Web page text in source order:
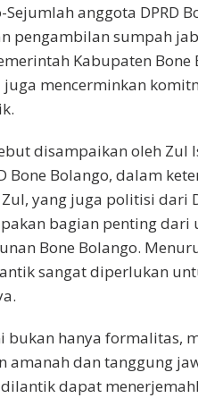
Sejumlah anggota DPRD
pengambilan sumpah
Kabupaten
mencerminkan
disampaikan oleh Zul
Bone Bolango, dalam
yang juga politisi dari
bagian penting
Bone Bolango.
sangat diperlukan
bukan hanya formalitas,
amanah dan tanggung
dapat